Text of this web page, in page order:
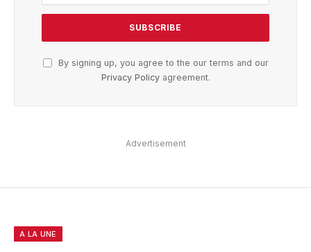
By signing up, you agree to the our terms and our
Privacy Policyagreement.
Advertisement
A LA UNE